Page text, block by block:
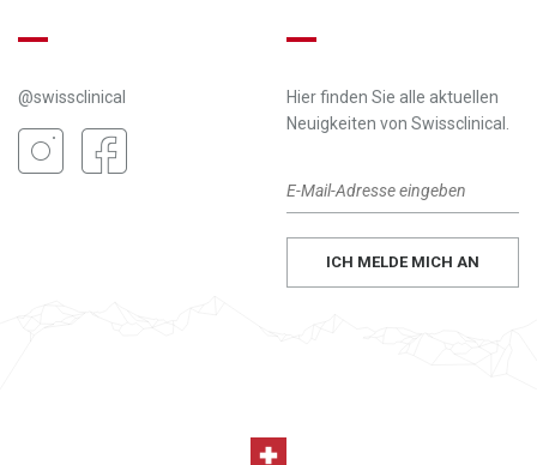
@swissclinical
Hier finden Sie alle aktuellen
Neuigkeiten von Swissclinical.
ICH MELDE MICH AN